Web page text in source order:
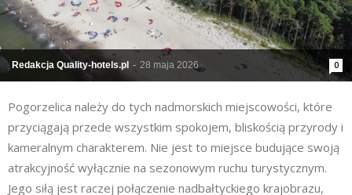
Redakcja Quality-hotels.pl - 28 maja 2026 0
Pogorzelica należy do tych nadmorskich miejscowości, które
przyciągają przede wszystkim spokojem, bliskością przyrody i
kameralnym charakterem. Nie jest to miejsce budujące swoją
atrakcyjność wyłącznie na sezonowym ruchu turystycznym.
Jego siłą jest raczej połączenie nadbałtyckiego krajobrazu,